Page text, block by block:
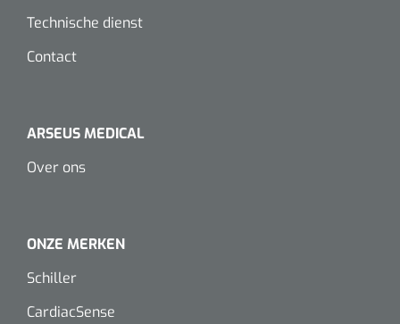
Douchebrancard
Toiletbeugels
Transferhulpmiddelen
Deb Stoko
Technische dienst
Contact
ARSEUS MEDICAL
Over ons
ONZE MERKEN
Schiller
CardiacSense